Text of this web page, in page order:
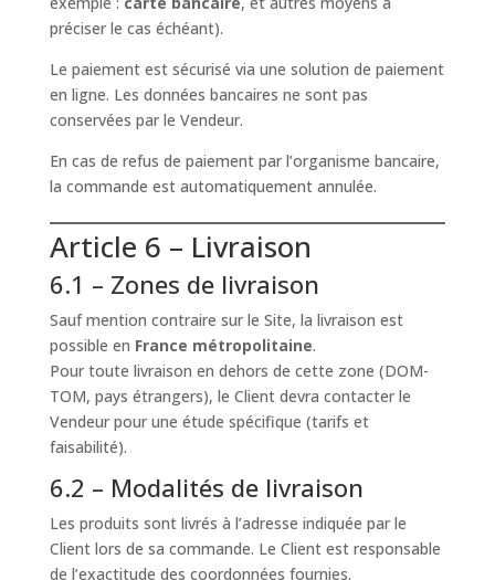
préciser le cas échéant).
Le paiement est sécurisé via une solution de paiement
en ligne. Les données bancaires ne sont pas
conservées par le Vendeur.
En cas de refus de paiement par l’organisme bancaire,
la commande est automatiquement annulée.
Article 6 – Livraison
6.1 – Zones de livraison
Sauf mention contraire sur le Site, la livraison est
possible en France métropolitaine.
Pour toute livraison en dehors de cette zone (DOM-
TOM, pays étrangers), le Client devra contacter le
Vendeur pour une étude spécifique (tarifs et
faisabilité).
6.2 – Modalités de livraison
Les produits sont livrés à l’adresse indiquée par le
Client lors de sa commande. Le Client est responsable
de l’exactitude des coordonnées fournies.